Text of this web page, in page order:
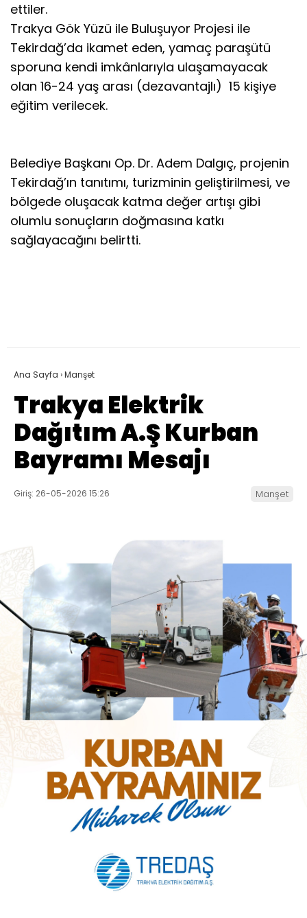
ettiler.
Trakya Gök Yüzü ile Buluşuyor Projesi ile
Tekirdağ’da ikamet eden, yamaç paraşütü
sporuna kendi imkânlarıyla ulaşamayacak
olan 16-24 yaş arası (dezavantajlı) 15 kişiye
eğitim verilecek.
Belediye Başkanı Op. Dr. Adem Dalgıç, projenin
Tekirdağ’ın tanıtımı, turizminin geliştirilmesi, ve
bölgede oluşacak katma değer artışı gibi
olumlu sonuçların doğmasına katkı
sağlayacağını belirtti.
Ana Sayfa ›Manşet
Trakya Elektrik
Dağıtım A.Ş Kurban
Bayramı Mesajı
Giriş: 26-05-2026 15:26 Manşet